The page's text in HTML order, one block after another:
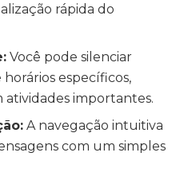
rápida do
Você pode silenciar
específicos,
importantes.
A navegação intuitiva
com um simples